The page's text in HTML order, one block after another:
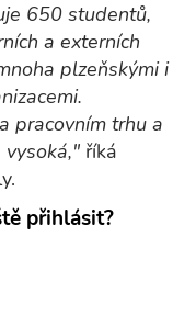
650 studentů,
a externích
plzeňskými i
pracovním trhu a
říká
přihlásit?